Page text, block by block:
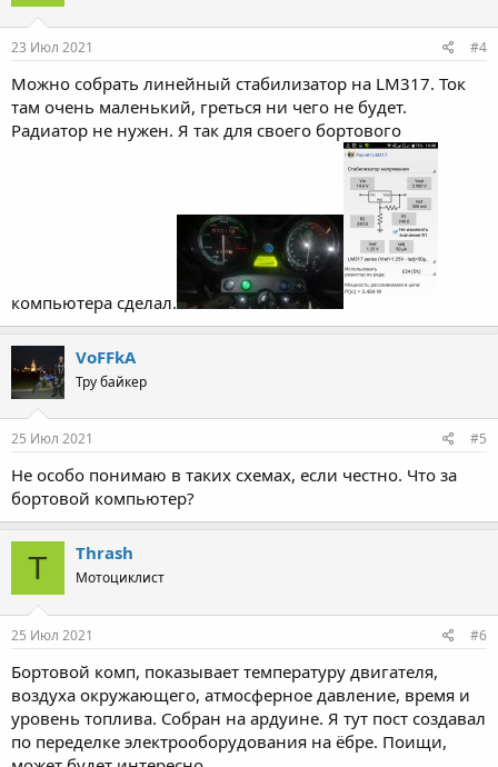
23 Июл 2021 #4
Можно собрать линейный стабилизатор на LM317. Ток
там очень маленький, греться ни чего не будет.
Радиатор не нужен. Я так для своего бортового
компьютера сделал.
VoFFkA
Тру байкер
25 Июл 2021 #5
Не особо понимаю в таких схемах, если честно. Что за
бортовой компьютер?
T Thrash
Мотоциклист
25 Июл 2021 #6
Бортовой комп, показывает температуру двигателя,
воздуха окружающего, атмосферное давление, время и
уровень топлива. Собран на ардуине. Я тут пост создавал
по переделке электрооборудования на ёбре. Поищи,